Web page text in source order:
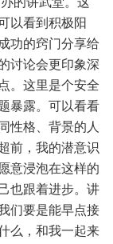
以看到积极阳
功的窍门分享给
讨论会更印象深
。这里是个安全
暴露。可以看看
性格、背景的人
前，我的潜意识
意浸泡在这样的
也跟着进步。讲
们要是能早点接
么，和我一起来